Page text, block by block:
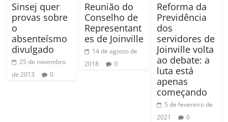
Sinsej quer
provas sobre
o
absenteísmo
divulgado
25 de novembro
de 2013
0
Reunião do
Conselho de
Representant
es de Joinville
14 de agosto de
2018
0
Reforma da
Previdência
dos
servidores de
Joinville volta
ao debate: a
luta está
apenas
começando
5 de fevereiro de
2021
0